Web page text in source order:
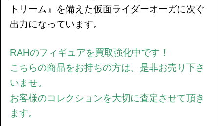
トリーム』を備えた仮面ライダーオーガに次ぐ
出力になっています。
RAHのフィギュアを買取強化中です！
こちらの商品をお持ちの方は、是非お売り下さ
いませ。
お客様のコレクションを大切に査定させて頂き
ます。